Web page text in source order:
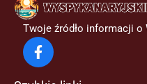
wyskoczy
z
balkonu
z
dzieckiem
Twoje źródło informacji o